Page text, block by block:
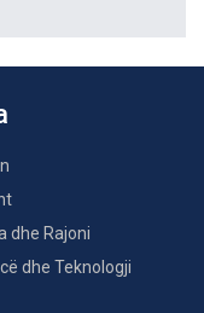
dhe Rajoni
dhe Teknologji